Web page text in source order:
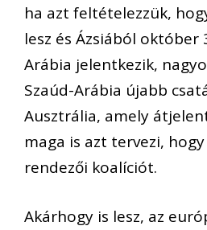
ha azt feltételezzük,
lesz és Ázsiából október
Arábia jelentkezik,
Szaúd-Arábia újabb
Ausztrália, amely
maga is azt tervezi,
rendezői koalíciót.
Akárhogy is lesz, az